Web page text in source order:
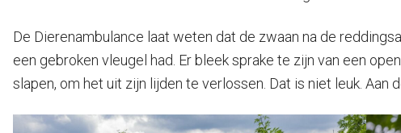
De Dierenambulance laat weten dat de zwaan na de
een gebroken vleugel had. Er bleek sprake te zijn van een
slapen, om het uit zijn lijden te verlossen. Dat is niet leuk. Aan